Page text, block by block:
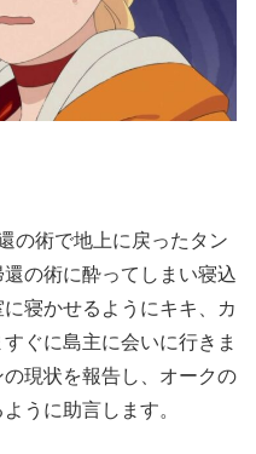
の術で地上に戻ったタン
の術に酔ってしまい寝込
寝かせるようにキキ、カ
ぐに島主に会いに行きま
現状を報告し、オークの
うに助言します。